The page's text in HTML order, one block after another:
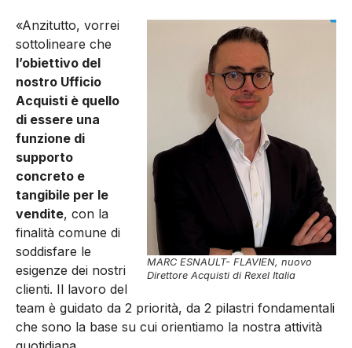
MARC ESNAULT- FLAVIEN, nuovo
Direttore Acquisti di Rexel Italia
«Anzitutto, vorrei
sottolineare che
l’obiettivo del
nostro Ufficio
Acquisti è quello
di essere una
funzione di
supporto
concreto e
tangibile per le
vendite, con la
finalità comune di
soddisfare le
esigenze dei nostri
clienti. Il la­voro del
team è guidato da 2 pri­orità, da 2 pilastri fondamentali
che sono la base su cui orientia­mo la nostra attività